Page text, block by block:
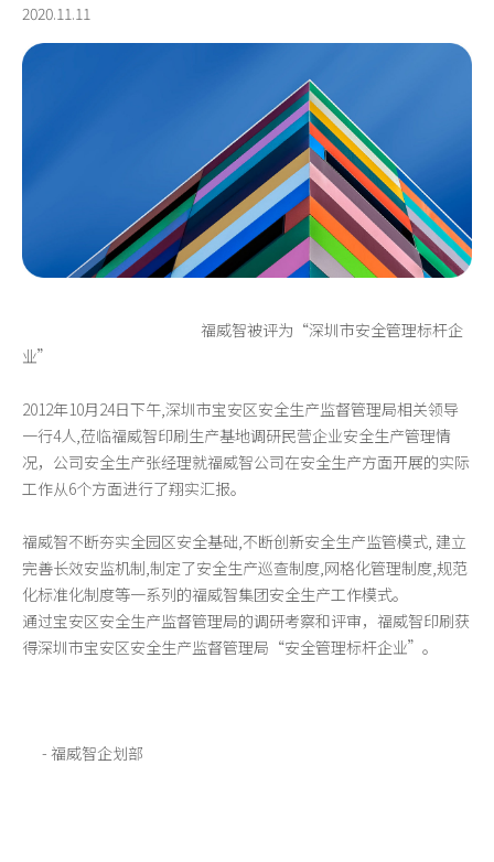
2020.11.11
福威智被评为“深圳市安全管理标杆企
业”
2012年10月24日下午,深圳市宝安区安全生产监督管理局相关领导
一行4人,莅临福威智印刷生产基地调研民营企业安全生产管理情
况，公司安全生产张经理就福威智公司在安全生产方面开展的实际
工作从6个方面进行了翔实汇报。
福威智不断夯实全园区安全基础,不断创新安全生产监管模式, 建立
完善长效安监机制,制定了安全生产巡查制度,网格化管理制度,规范
化标准化制度等一系列的福威智集团安全生产工作模式。
通过宝安区安全生产监督管理局的调研考察和评审，福威智印刷获
得深圳市宝安区安全生产监督管理局“安全管理标杆企业”。
- 福威智企划部